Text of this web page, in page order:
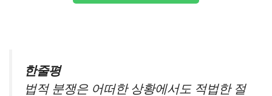
한줄평
법적 분쟁은 어떠한 상황에서도 적법한 절